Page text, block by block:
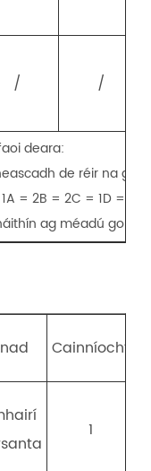
/ /
deara:
de réir na
= 2B = 2C = 1D = 1E
ag méadú go
Cainníocht
1